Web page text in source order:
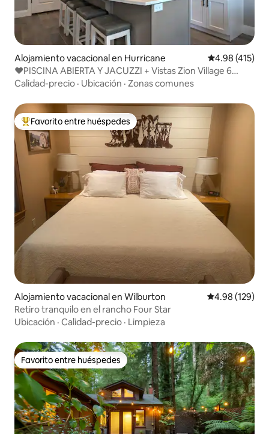
Alojamiento vacacional en Hurricane Calificación
4.98 (415)
❤️PISCINA ABIERTA Y JACUZZI + Vistas Zion Village 6
dormitorios❤️
Calidad-precio · Ubicación · Zonas comunes
Favorito entre huéspedes preferido
Favorito entre huéspedes
Alojamiento vacacional en Wilburton Calificación
4.98 (129)
Retiro tranquilo en el rancho Four Star
Ubicación · Calidad-precio · Limpieza
Favorito entre huéspedes
Favorito entre huéspedes